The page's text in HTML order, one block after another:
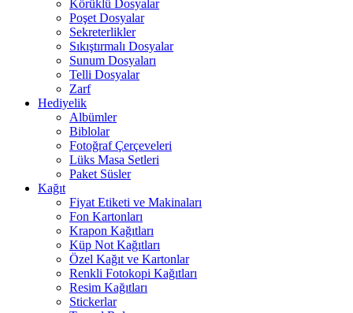
Körüklü Dosyalar
Poşet Dosyalar
Sekreterlikler
Sıkıştırmalı Dosyalar
Sunum Dosyaları
Telli Dosyalar
Zarf
Hediyelik
Albümler
Biblolar
Fotoğraf Çerçeveleri
Lüks Masa Setleri
Paket Süsler
Kağıt
Fiyat Etiketi ve Makinaları
Fon Kartonları
Krapon Kağıtları
Küp Not Kağıtları
Özel Kağıt ve Kartonlar
Renkli Fotokopi Kağıtları
Resim Kağıtları
Stickerlar